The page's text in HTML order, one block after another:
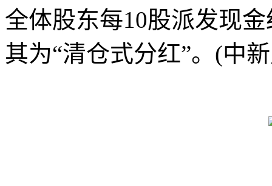
全体股东每10股派发现
其为“清仓式分红”。(中